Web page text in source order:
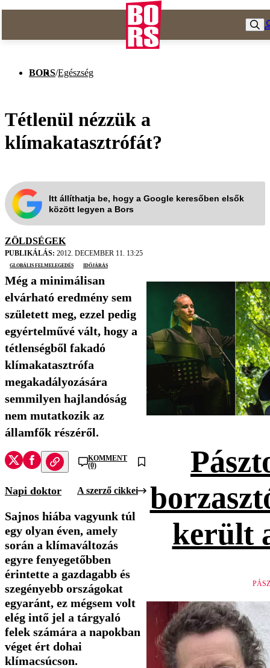
BORS/Egészség
Tétlenül nézzük a
klímakatasztrófát?
Itt állíthatja be, hogy a Google keresőben elsők
között legyen a Bors
ZÖLDSÉGEK
PUBLIKÁLÁS: 2012. DECEMBER 11. 13:25
globális felmelegedés
időjárás
Még a minimálisan
elvárható eredmény sem
született meg, ezzel pedig
egyértelművé vált, hogy a
tétlenségből fakadó
klímakatasztrófa
megakadályozására
semmilyen hajlandóság
nem mutatkozik az
államfők részéről.
KOMMENT
(0)
Napi doktor A szerző cikkei
Sajnos hiába vagyunk túl
egy olyan éven, amely
során a klímaváltozás
egyre fenyegetőbben
érintette a gazdagabb és
szegényebb országokat
egyaránt, ez mégsem volt
elég intő jel a tárgyaló
felek számára a napokban
véget ért dohai
klímacsúcson.
került